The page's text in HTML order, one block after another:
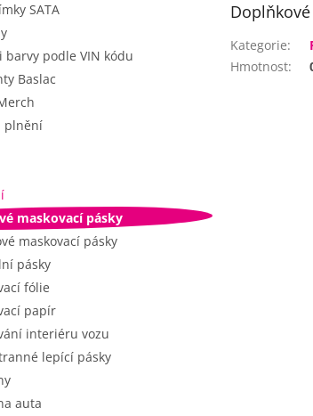
SATA
barvy podle VIN kódu
Baslac
plnění
maskovací pásky
maskovací pásky
pásky
fólie
papír
interiéru vozu
lepící pásky
auta
Kategorie:
Hmotnost: